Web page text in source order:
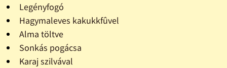
Legényfogó
Hagymaleves kakukkfûvel
Alma töltve
Sonkás pogácsa
Karaj szilvával